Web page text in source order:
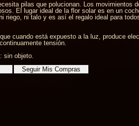
pilas que polucionan. Los movimientos
El lugar ideal de la flor solar es en un
riego, ni talo y es así el regalo ideal para
cuando está expuesto a la luz, produce
tensión.
sin objeto.